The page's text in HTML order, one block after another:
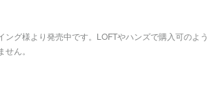
グ様より発売中です。LOFTやハンズで購入可のよう
ん。